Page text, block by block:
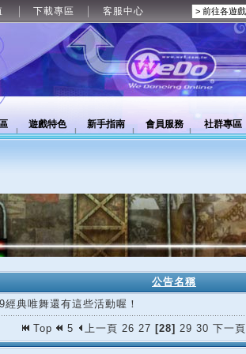
下載專區 客服中心
遊戲特色 新手指南 會員服務 社群專區
公告名稱
經典唯舞還有這些活動喔！
Top 5 上一頁 26 27 [28] 29 30 下一頁